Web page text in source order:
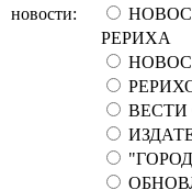
новости:
РЕРИХА
ВЕСТИ